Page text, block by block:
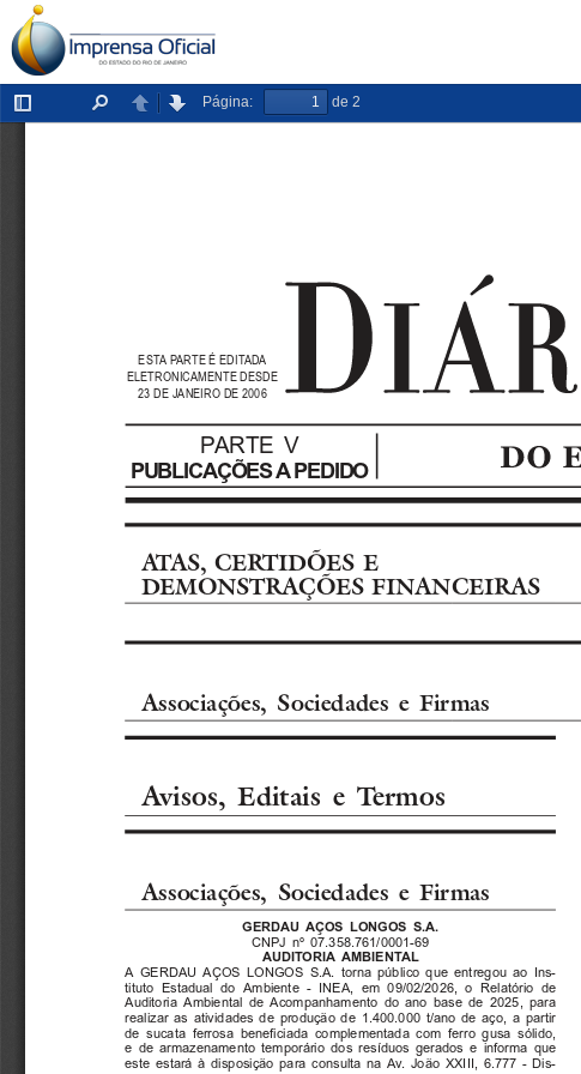
Exibir/ocultar
painel
LocalizarAnteriorPróxima
Página: de 2
ATAS, CERTIDÕES E
DEMONSTRAÇÕES FINANCEIRAS
Associações,  Sociedades  e  Firmas
PARTE  V
PUBLICAÇÕES A PEDIDO
ESTA PARTE É EDITADA
ELETRONICAMENTE DESDE
23 DE JANEIRO DE 2006
Avisos,  Editais  e  Termos
Associações,  Sociedades  e  Firmas
GERDAU  AÇOS  LONGOS  S.A.
CNPJ  nº  07.358.761/0001-69
AUDITORIA  AMBIENTAL
A  GERDAU  AÇOS  LONGOS  S.A.  torna  público  que  entregou  ao  Ins-
tituto  Estadual  do  Ambiente  -  INEA,  em  09/02/2026,  o  Relatório  de
Auditoria  Ambiental  de  Acompanhamento  do  ano  base  de  2025,  para
realizar  as  atividades  de  produção  de  1.400.000  t/ano  de  aço,  a  partir
de  sucata  ferrosa  beneficiada  complementada  com  ferro  gusa  sólido,
e  de  armazenamento  temporário  dos  resíduos  gerados  e  informa  que
este  estará  à  disposição  para  consulta  na  Av.  João  XXIII,  6.777  -  Dis-